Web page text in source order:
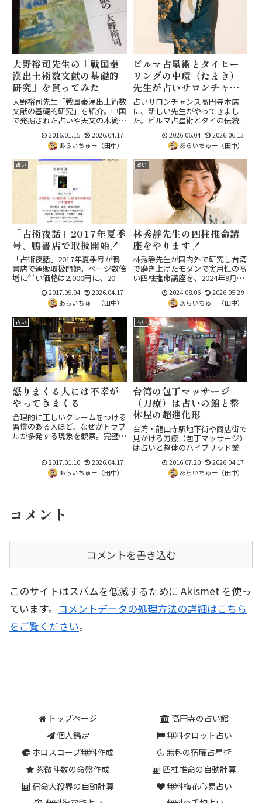
大野裕司先生の「戦国秦
漢出土術数文献の基礎的
研究」を買ってみた
大野裕司先生「戦国秦漢出土術数
文献の基礎的研究」を紹介。中国
で発掘された占いや天文の木簡・
京房易や帰蔵易の断片が確認され
るなど、術数文献学の現状がまと
められた学術書です。
2016.01.15
2026.04.17
あらいちゅー（田中）
ビルマ占星術とタイヒー
リングの中環（たまき）
先生が占いサロンチャン
スにデビュー！
占いサロンチャンス高円寺本店
に、新しい先生がやってきまし
た。ビルマ占星術とタイの伝統ヒ
先生です。日本ではほとんど受け
ることのできない希少な鑑定と施
術を、高円寺で体験していただけ
るようになります。中環先生はど
2026.06.04
2026.06.13
あらいちゅー（田中）
占い
「占術夜話」2017年夏季
号、鴨書店で取扱開始！
「占術夜話」2017年夏季号が鴨
書店で通販取扱開始。ページ数倍
増に伴い価格は2,000円に、20部
限定のため早い者勝ちで補充も未
定。夏コミ新刊の各記事ラインナ
ップと併せて、占い好きの皆様に
お知らせします。
2017.09.04
2026.04.17
あらいちゅー（田中）
占い
林秀靜先生の四柱推命講
座をやります！
林秀靜先生が国内外で研究し台湾
で磨き上げたモダンで実用性の高
い四柱推命講座を、2024年9月か
ら高円寺で開講。初級から中級の
初めを対象に、五行の力量を重視
した内容で中級へのステップアッ
プ基礎にも適します。
2024.08.06
2026.05.29
あらいちゅー（田中）
占い
怒りまくる人には不幸が
やってきまくる
合理的に正しいクレームをつける
習慣のある人ほど、なぜかトラブ
ルが多発する現象を観察。完璧を
に育つ構造を指摘し、知的で強い
人ほど少しテキトーに生きる練習
2017.01.10
2026.04.17
あらいちゅー（田中）
占い
台湾の包丁マッサージ
（刀療）は占いの館と整
体屋の超進化形
台湾・龍山寺駅地下街や商店街で
見かける刀療（包丁マッサージ）
は占いと整体のハイブリッド業
料特典付き、羅盤タロット宇宙乾
坤棒などよくわからない言葉が飛
2016.07.20
2026.04.17
あらいちゅー（田中）
コメント
コメントを書き込む
このサイトはスパムを低減するために Akismet を使っ
ています。 コメントデータの処理方法の詳細はこちら
をご覧ください。
トップページ
高円寺の占い館
個人鑑定
無料タロット占い
ホロスコープ無料作成
無料の宿曜占星術
紫微斗数の命盤作成
四柱推命の自動計算
宿命大殺界の自動計算
無料梅花心易占い